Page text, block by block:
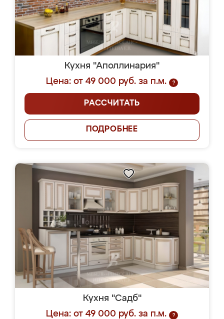
Кухня "Аполлинария"
Цена: от 49 000 руб. за п.м.
?
РАССЧИТАТЬ
ПОДРОБНЕЕ
Кухня "Садб"
Цена: от 49 000 руб. за п.м.
?